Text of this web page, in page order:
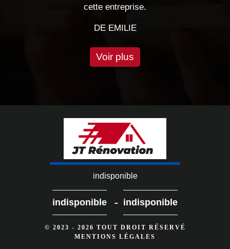
cette entreprise.
DE EMILIE
Voir plus
indisponible
indisponible - indisponible
© 2023 - 2026 TOUT DROIT RÉSERVÉ
MENTIONS LÉGALES